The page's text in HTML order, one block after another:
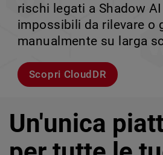
velocità.
Esplora i modelli
rischi legati a Shadow
impossibili da rilevare o
manualmente su larga
Scopri CloudDR
tuo team può crescere
controllo.
scalabile.
Scopri WatchGuard EDR
Un'unica